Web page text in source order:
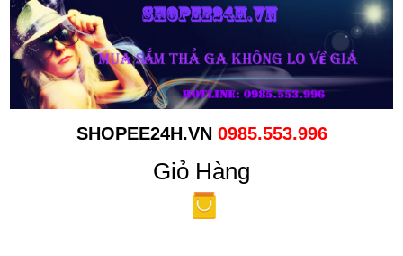
SHOPEE24H.VN 0985.553.996
Giỏ Hàng